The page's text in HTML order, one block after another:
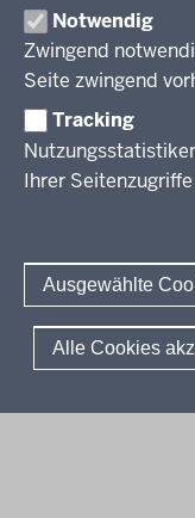
Notwendig
Zwingend
Seite zwingend
Tracking
Ihrer
Ausgewählte
Alle Cookies
Leitbild
Stellenangebote
Über uns
Professionalisierung
Berufsbildung
Wir über uns
Berichtswesen
ElternMitWirkung
KI:EB
Amtsblatt
© 2026 QUA-LiS
Fußzeile
Impressum